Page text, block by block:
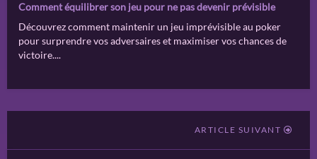
Comment équilibrer son jeu pour ne pas devenir prévisible
Découvrez comment maintenir un jeu imprévisible au poker
pour surprendre vos adversaires et maximiser vos chances de
victoire....
ARTICLE SUIVANT